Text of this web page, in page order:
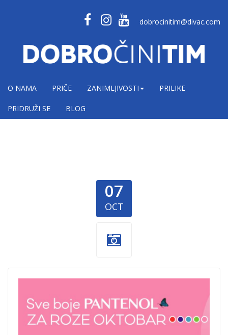
dobrocinitim@divac.com
O NAMA PRIČE ZANIMLJIVOSTI PRILIKE
PRIDRUŽI SE BLOG
07
OCT
roze-oktobar.png